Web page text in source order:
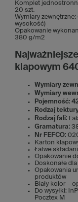
Komplet
20 szt.
Wymiary
wysokość)
Opakowanie
380 g/m2
klapowym
Wymiary
Wymiary
Pojemność: 42
Rodzaj
Rodzaj fali:
Gramatura:
Nr FEFCO:
Karton
Łatwe
Opakowanie
Doskonałe
Opakowania
produktów
Biały kolor –
Do wysyłki:
Pocztex M